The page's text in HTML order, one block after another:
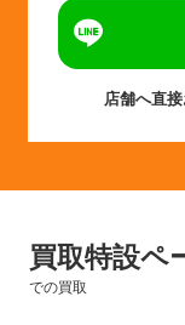
店舗へ直
買取特設ペ
での買取